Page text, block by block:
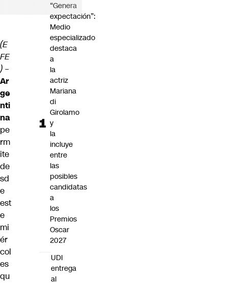
(E
FE
) –
Ar
ge
nti
na
pe
rm
ite
de
sd
e
est
e
mi
ér
col
es
qu
“Genera
expectación”:
Medio
especializado
destaca
a
la
actriz
Mariana
di
Girolamo
y
la
incluye
entre
las
posibles
candidatas
a
los
Premios
Oscar
2027
UDI
entrega
al